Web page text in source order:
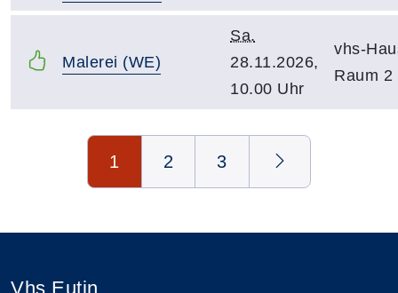
Malerei (WE)
Sa.
28.11.2026,
10.00 Uhr
vhs-
Raum 2
Seite 1 von 3
1 2 3
Vhs Eutin